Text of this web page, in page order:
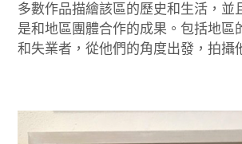
多數作品描繪該區的歷史和生活，並
是和地區團體合作的成果。包括地區
和失業者，從他們的角度出發，拍攝